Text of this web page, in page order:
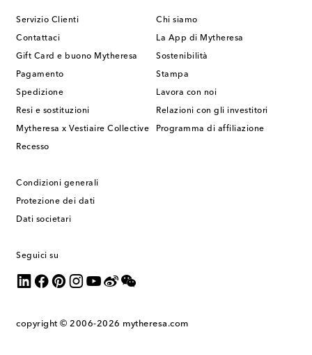
Servizio Clienti
Contattaci
Gift Card e buono Mytheresa
Pagamento
Spedizione
Resi e sostituzioni
Mytheresa x Vestiaire Collective
Recesso
Chi siamo
La App di Mytheresa
Sostenibilità
Stampa
Lavora con noi
Relazioni con gli investitori
Programma di affiliazione
Condizioni generali
Protezione dei dati
Dati societari
Seguici su
copyright © 2006-2026 mytheresa.com